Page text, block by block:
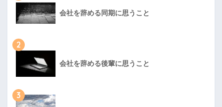
会社を辞める同期に思うこと
2
会社を辞める後輩に思うこと
3